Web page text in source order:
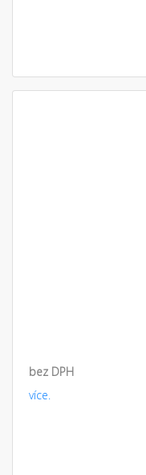
bez DPH
více.